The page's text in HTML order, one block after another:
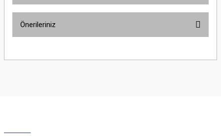
Önerileriniz
yetersiz gördüğünüz noktaları öneri formunu kullanarak tarafımıza